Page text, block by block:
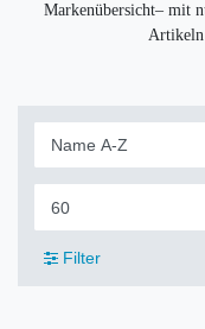
Markenübersicht– mit
Artikeln
Filter